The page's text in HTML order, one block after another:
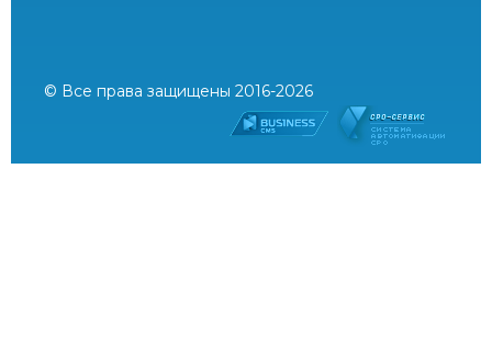
© Все права защищены 2016-2026